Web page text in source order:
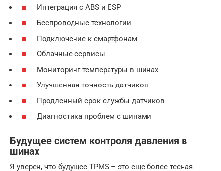
Интеграция с ABS и ESP
Беспроводные технологии
Подключение к смартфонам
Облачные сервисы
Мониторинг температуры в шинах
Улучшенная точность датчиков
Продленный срок службы датчиков
Диагностика проблем с шинами
Будущее систем контроля давления в
шинах
Я уверен, что будущее TPMS – это еще более тесная